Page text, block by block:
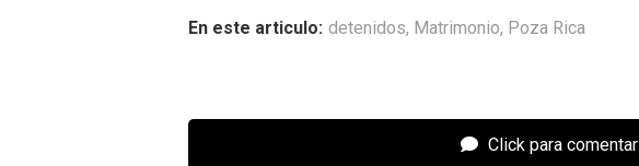
En este articulo: detenidos, Matrimonio, Poza Rica
Click para comentar